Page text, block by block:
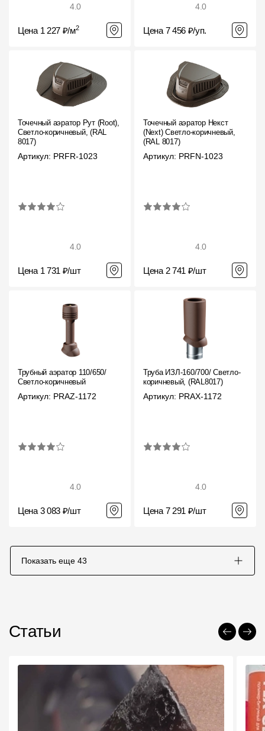
4.0
Цена 1 227 ₽/м2
4.0
Цена 7 456 ₽/уп.
Точечный аэратор Рут (Root),
Светло-коричневый, (RAL
8017)
Артикул: PRFR-1023
4.0
Цена 1 731 ₽/шт
Точечный аэратор Некст
(Next) Светло-коричневый,
(RAL 8017)
Артикул: PRFN-1023
4.0
Цена 2 741 ₽/шт
Трубный аэратор 110/650/
Светло-коричневый
Артикул: PRAZ-1172
4.0
Цена 3 083 ₽/шт
Труба ИЗЛ-160/700/ Светло-
коричневый, (RAL8017)
Артикул: PRAX-1172
4.0
Цена 7 291 ₽/шт
Показать еще 43
Статьи